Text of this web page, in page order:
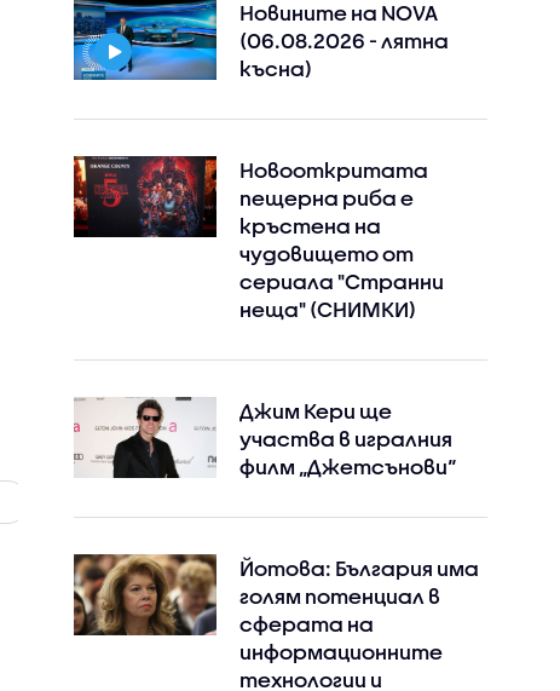
Новините на NOVA
(06.08.2026 - лятна
късна)
Новооткритата
пещерна риба е
кръстена на
чудовището от
сериала "Странни
неща" (СНИМКИ)
Джим Кери ще
участва в игралния
филм „Джетсънови“
Йотова: България има
голям потенциал в
сферата на
информационните
технологии и